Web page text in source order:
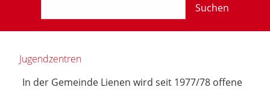
Suchen
Jugendzentren
In der Gemeinde Lienen wird seit 1977/78 offene